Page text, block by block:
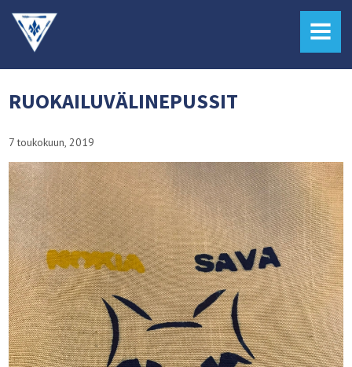
MENU
RUOKAILUVÄLINEPUSSIT
7 toukokuun, 2019